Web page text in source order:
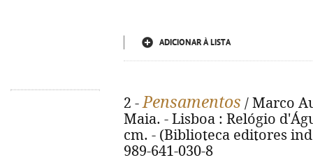
ADICIONAR À LISTA
2 -Pensamentos / Marco
Maia. - Lisboa : Relógio
cm. - (Biblioteca editores
989-641-030-8